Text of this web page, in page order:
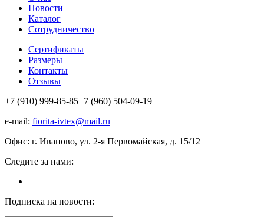
Новости
Каталог
Сотрудничество
Сертификаты
Размеры
Контакты
Отзывы
+7 (910) 999-85-85+7 (960) 504-09-19
e-mail: fiorita-ivtex@mail.ru
Офис: г. Иваново, ул. 2-я Первомайская, д. 15/12
Следите за нами:
Подписка на новости: